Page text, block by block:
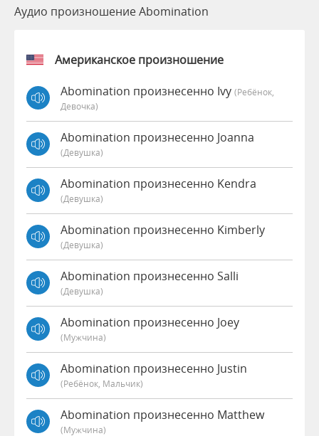
Аудио произношение Abomination
Американское произношение
Abomination произнесенно Ivy (Ребёнок,
Девочка)
Abomination произнесенно Joanna
(девушка)
Abomination произнесенно Kendra
(девушка)
Abomination произнесенно Kimberly
(девушка)
Abomination произнесенно Salli
(девушка)
Abomination произнесенно Joey
(мужчина)
Abomination произнесенно Justin
(Ребёнок, Мальчик)
Abomination произнесенно Matthew
(мужчина)